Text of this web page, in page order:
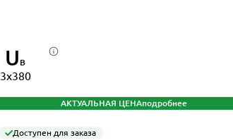
U В
3x380
АКТУАЛЬНАЯ ЦЕНАподробнее
Доступен для заказа